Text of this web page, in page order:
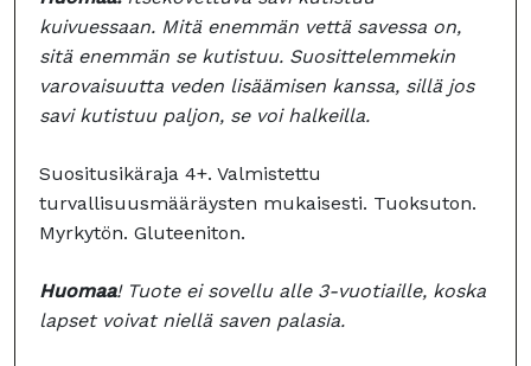
kuivuessaan. Mitä enemmän vettä savessa on,
sitä enemmän se kutistuu. Suosittelemmekin
varovaisuutta veden lisäämisen kanssa, sillä jos
savi kutistuu paljon, se voi halkeilla.
Suositusikäraja 4+. Valmistettu
turvallisuusmääräysten mukaisesti. Tuoksuton.
Myrkytön. Gluteeniton.
Huomaa! Tuote ei sovellu alle 3-vuotiaille, koska
lapset voivat niellä saven palasia.